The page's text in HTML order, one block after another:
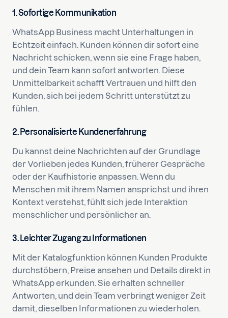
1. Sofortige Kommunikation
WhatsApp Business macht Unterhaltungen in
Echtzeit einfach. Kunden können dir sofort eine
Nachricht schicken, wenn sie eine Frage haben,
und dein Team kann sofort antworten. Diese
Unmittelbarkeit schafft Vertrauen und hilft den
Kunden, sich bei jedem Schritt unterstützt zu
fühlen.
2. Personalisierte Kundenerfahrung
Du kannst deine Nachrichten auf der Grundlage
der Vorlieben jedes Kunden, früherer Gespräche
oder der Kaufhistorie anpassen. Wenn du
Menschen mit ihrem Namen ansprichst und ihren
Kontext verstehst, fühlt sich jede Interaktion
menschlicher und persönlicher an.
3. Leichter Zugang zu Informationen
Mit der Katalogfunktion können Kunden Produkte
durchstöbern, Preise ansehen und Details direkt in
WhatsApp erkunden. Sie erhalten schneller
Antworten, und dein Team verbringt weniger Zeit
damit, dieselben Informationen zu wiederholen.